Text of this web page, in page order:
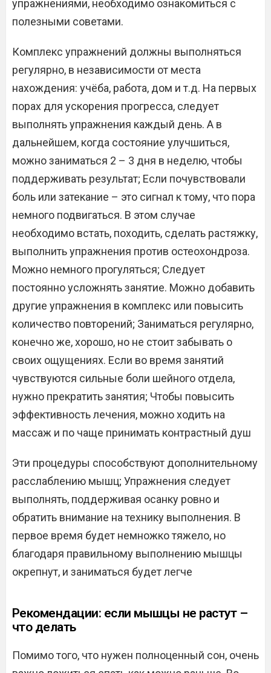
упражнениями, необходимо ознакомиться с
полезными советами.
Комплекс упражнений должны выполняться
регулярно, в независимости от места
нахождения: учёба, работа, дом и т.д. На первых
порах для ускорения прогресса, следует
выполнять упражнения каждый день. А в
дальнейшем, когда состояние улучшиться,
можно заниматься 2 – 3 дня в неделю, чтобы
поддерживать результат; Если почувствовали
боль или затекание – это сигнал к тому, что пора
немного подвигаться. В этом случае
необходимо встать, походить, сделать растяжку,
выполнить упражнения против остеохондроза.
Можно немного прогуляться; Следует
постоянно усложнять занятие. Можно добавить
другие упражнения в комплекс или повысить
количество повторений; Заниматься регулярно,
конечно же, хорошо, но не стоит забывать о
своих ощущениях. Если во время занятий
чувствуются сильные боли шейного отдела,
нужно прекратить занятия; Чтобы повысить
эффективность лечения, можно ходить на
массаж и по чаще принимать контрастный душ
Эти процедуры способствуют дополнительному
расслаблению мышц; Упражнения следует
выполнять, поддерживая осанку ровно и
обратить внимание на технику выполнения. В
первое время будет немножко тяжело, но
благодаря правильному выполнению мышцы
окрепнут, и заниматься будет легче
Рекомендации: если мышцы не растут –
что делать
Помимо того, что нужен полноценный сон, очень